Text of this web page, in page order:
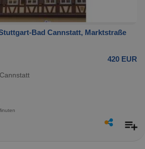
Bad Cannstatt, Marktstraße
420 EUR